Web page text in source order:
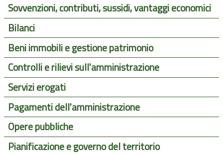
Sovvenzioni, contributi, sussidi, vantaggi economici
Bilanci
Beni immobili e gestione patrimonio
Controlli e rilievi sull'amministrazione
Servizi erogati
Pagamenti dell'amministrazione
Opere pubbliche
Pianificazione e governo del territorio